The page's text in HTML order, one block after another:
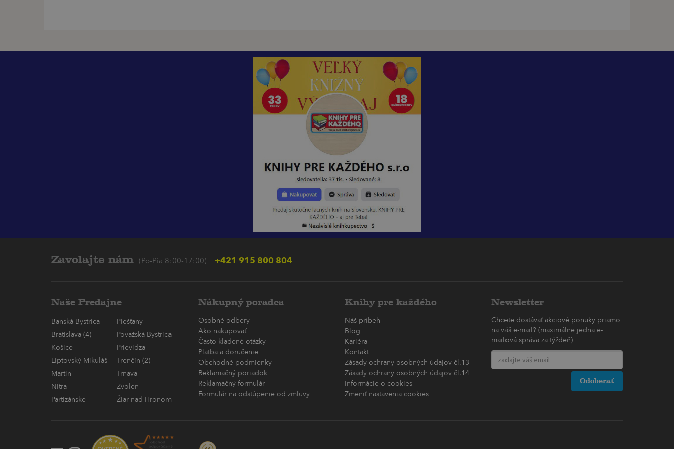
Zavolajte nám (Po-Pia 8:00-17:00) +421 915 800 804
Naše Predajne
Banská Bystrica
Piešťany
Bratislava (4)
Považská Bystrica
Košice
Prievidza
Liptovský Mikuláš
Trenčín (2)
Martin
Trnava
Nitra
Zvolen
Partizánske
Žiar nad Hronom
Nákupný poradca
Osobné odbery
Ako nakupovať
Často kladené otázky
Platba a doručenie
Obchodné podmienky
Reklamačný poriadok
Reklamačný formulár
Formulár na odstúpenie od zmluvy
Knihy pre každého
Náš príbeh
Blog
Kariéra
Kontakt
Zásady ochrany osobných údajov čl.13
Zásady ochrany osobných údajov čl.14
Informácie o cookies
Zmeniť nastavenia cookies
Newsletter
Chcete dostávať akciové ponuky priamo
na váš e-mail? (maximálne jedna e-
mailová správa za týždeň)
Odoberať